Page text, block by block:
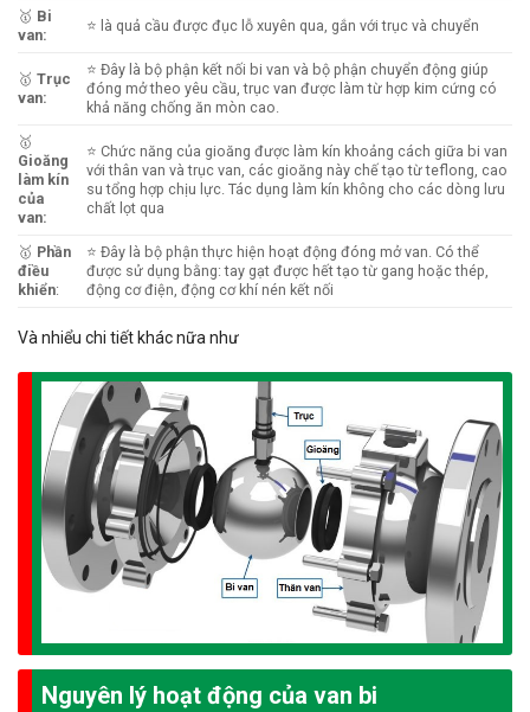
🥇 Bi
van:
⭐ là quả cầu được đục lỗ xuyên qua, gắn với trục và chuyển
🥇 Trục
van:
⭐ Đây là bộ phận kết nối bi van và bộ phận chuyển động giúp
đóng mở theo yêu cầu, trục van được làm từ hợp kim cứng có
khả năng chống ăn mòn cao.
🥇
Gioăng
làm kín
của
van:
⭐ Chức năng của gioăng được làm kín khoảng cách giữa bi van
với thân van và trục van, các gioăng này chế tạo từ teflong, cao
su tổng hợp chịu lực. Tác dụng làm kín không cho các dòng lưu
chất lọt qua
🥇 Phần
điều
khiển:
⭐ Đây là bộ phận thực hiện hoạt động đóng mở van. Có thể
được sử dụng bằng: tay gạt được hết tạo từ gang hoặc thép,
động cơ điện, động cơ khí nén kết nối
Và nhiểu chi tiết khác nữa như
Nguyên lý hoạt động của van bi